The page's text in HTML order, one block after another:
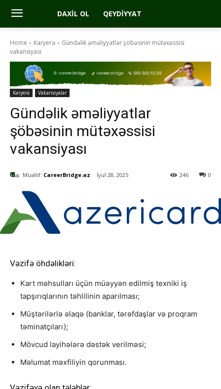
DAXIL OL QEYDIYYAT
Home Karyera
Gündəlik əməliyyatlar şöbəsinin mütəxəssisi
vakansiyası
Karyera Vakansiyalar
Gündəlik əməliyyatlar
şöbəsinin mütəxəssisi
vakansiyası
Müəllif: CareerBridge.az İyul 28, 2025 0
246
Vəzifə öhdəlikləri:
Kart məhsulları üçün müəyyən edilmiş texniki iş
tapşırıqlarının təhlilinin aparılması;
Müştərilərlə əlaqə (banklar, tərəfdaşlar və proqram
təminatçıları);
Mövcud layihələrə dəstək verilməsi;
Məlumat məxfiliyin qorunması.